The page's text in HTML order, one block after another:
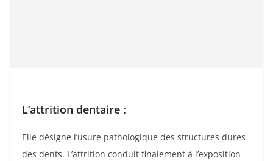
L’attrition dentaire :
Elle désigne l’usure pathologique des structures dures
des dents. L’attrition conduit finalement à l’exposition